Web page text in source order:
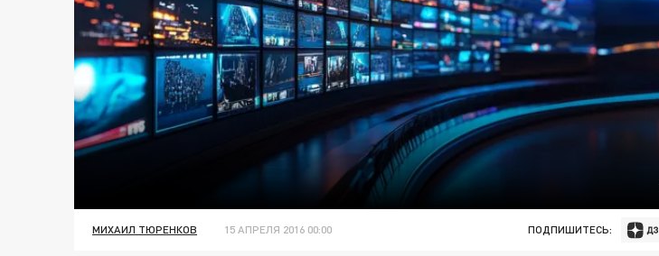
МИХАИЛ ТЮРЕНКОВ 15 АПРЕЛЯ 2016 00:00 ПОДПИШИТЕСЬ: